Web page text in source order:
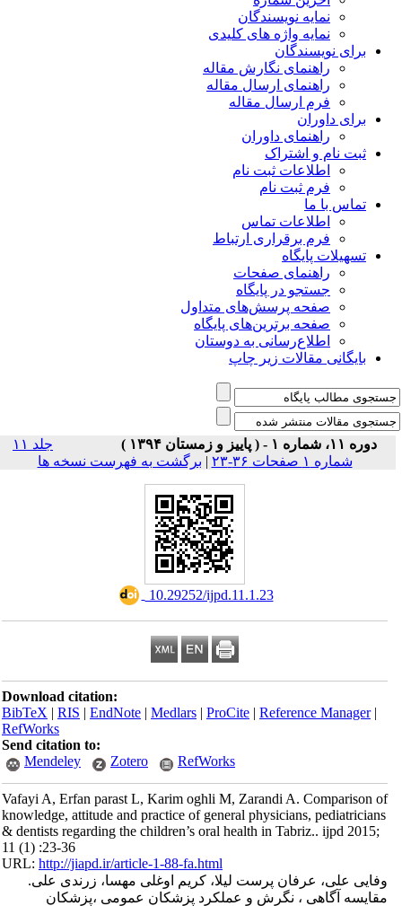
نمایه نویسندگان
نمایه واژه های کلیدی
برای نویسندگان
راهنمای نگارش مقاله
راهنمای ارسال مقاله
فرم ارسال مقاله
برای داوران
راهنمای داوران
ثبت نام و اشتراک
اطلاعات ثبت نام
فرم ثبت نام
تماس با ما
اطلاعات تماس
فرم برقراری ارتباط
تسهیلات پایگاه
راهنمای صفحات
جستجو در پایگاه
صفحه پرسش‌های متداول
صفحه برترین‌های پایگاه
اطلاع‌رسانی به دوستان
بایگانی مقالات زیر چاپ
دوره ۱۱، شماره ۱ - ( پاییز و زمستان ۱۳۹۴ )
جلد ۱۱
شماره ۱ صفحات ۳۶-۲۳
|برگشت به فهرست نسخه ها
‎ 10.29252/ijpd.11.1.23
Download citation:
BibTeX|RIS|EndNote|Medlars|ProCite|Reference Manager
RefWorks
Send citation to:
Mendeley
Zotero RefWorks
Vafayi A, Erfan parast L, Karim oghli M, Zarandi A. Comparison of
knowledge, attitude and practice of general physicians, pediatricians
& dentists regarding the children’s oral health in Tabriz.. ijpd 2015;
11 (1) :23-36
URL:http://jiapd.ir/article-1-88-fa.html
وفایی علی، عرفان پرست لیلا، کریم اوغلی مهسا، زرندی علی.
مقایسه آگاهی ، نگرش و عملکرد پزشکان عمومی ،پزشکان